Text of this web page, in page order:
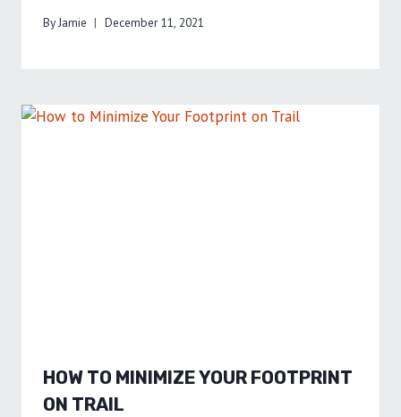
ByJamie December 11, 2021
HOW TO MINIMIZE YOUR FOOTPRINT
ON TRAIL